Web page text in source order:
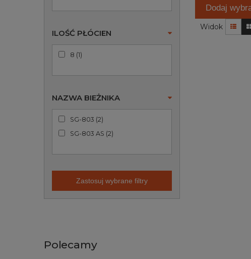
ILOŚĆ PŁÓCIEN
8 (1)
NAZWA BIEŻNIKA
SG-803 (2)
SG-803 AS (2)
Zastosuj wybrane filtry
Dodaj
Widok
Polecamy